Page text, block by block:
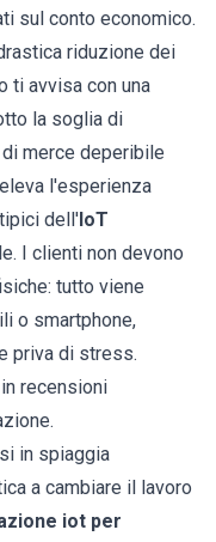
sul conto economico.
riduzione dei
ti avvisa con una
la soglia di
merce deperibile
eleva l'esperienza
dell' IoT
I clienti non devono
tutto viene
o smartphone,
priva di stress.
recensioni
in spiaggia
a cambiare il lavoro
iot per